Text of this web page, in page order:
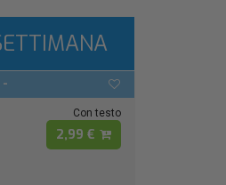
-
Con testo
2,99 €